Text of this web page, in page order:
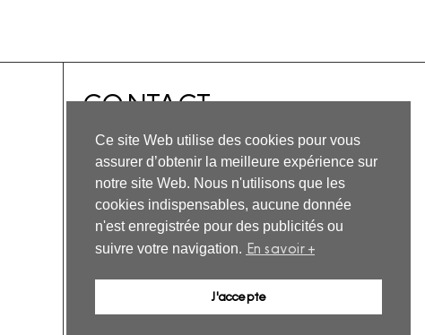
CONTACT
Horaires 09:00-19:00
Sur invitation.
1 Pl. Pillain, 36150 Vatan
Nous écrire
INSTAGRAM
FACEBOOK YOUTUBE
Ce site Web utilise des cookies pour vous
assurer d’obtenir la meilleure expérience sur
notre site Web. Nous n'utilisons que les
cookies indispensables, aucune donnée
n'est enregistrée pour des publicités ou
suivre votre navigation. En savoir +
J'accepte